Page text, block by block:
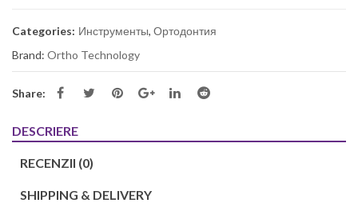
Categories: Инструменты, Ортодонтия
Brand: Ortho Technology
Share:
DESCRIERE
RECENZII (0)
SHIPPING & DELIVERY